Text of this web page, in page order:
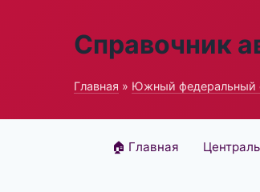
Справочник
Главная » Южный федеральный
🏠 Главная